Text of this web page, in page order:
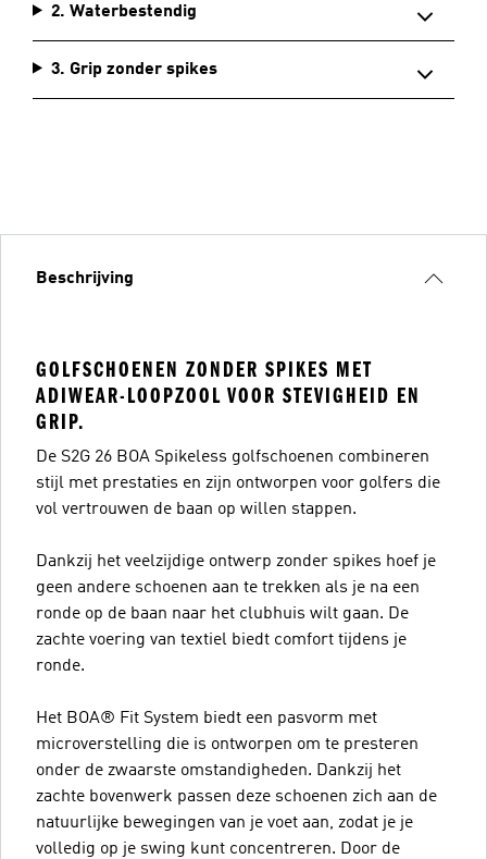
2. Waterbestendig
3. Grip zonder spikes
Beschrijving
GOLFSCHOENEN ZONDER SPIKES MET
ADIWEAR-LOOPZOOL VOOR STEVIGHEID EN
GRIP.
De S2G 26 BOA Spikeless golfschoenen combineren
stijl met prestaties en zijn ontworpen voor golfers die
vol vertrouwen de baan op willen stappen.
Dankzij het veelzijdige ontwerp zonder spikes hoef je
geen andere schoenen aan te trekken als je na een
ronde op de baan naar het clubhuis wilt gaan. De
zachte voering van textiel biedt comfort tijdens je
ronde.
Het BOA® Fit System biedt een pasvorm met
microverstelling die is ontworpen om te presteren
onder de zwaarste omstandigheden. Dankzij het
zachte bovenwerk passen deze schoenen zich aan de
natuurlijke bewegingen van je voet aan, zodat je je
volledig op je swing kunt concentreren. Door de